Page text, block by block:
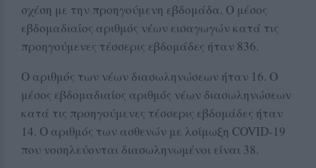
σχέση με την προηγούμενη εβδομάδα. Ο μέσος
εβδομαδιαίος αριθμός νέων εισαγωγών κατά τις
προηγούμενες τέσσερις εβδομάδες ήταν 836.
Ο αριθμός των νέων διασωληνώσεων ήταν 16. Ο
μέσος εβδομαδιαίος αριθμός νέων διασωληνώσεων
κατά τις προηγούμενες τέσσερις εβδομάδες ήταν
14. Ο αριθμός των ασθενών με λοίμωξη COVID-19
που νοσηλεύονται διασωληνωμένοι είναι 38.